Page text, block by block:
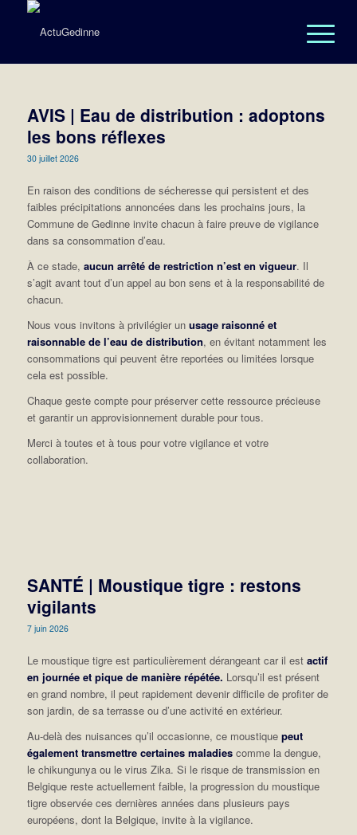
AVIS | Eau de distribution : adoptons
les bons réflexes
30 juillet 2026
En raison des conditions de sécheresse qui persistent et des
faibles précipitations annoncées dans les prochains jours, la
Commune de Gedinne invite chacun à faire preuve de vigilance
dans sa consommation d’eau.
À ce stade, aucun arrêté de restriction n’est en vigueur. Il
s’agit avant tout d’un appel au bon sens et à la responsabilité de
chacun.
Nous vous invitons à privilégier un usage raisonné et
raisonnable de l’eau de distribution, en évitant notamment les
consommations qui peuvent être reportées ou limitées lorsque
cela est possible.
Chaque geste compte pour préserver cette ressource précieuse
et garantir un approvisionnement durable pour tous.
Merci à toutes et à tous pour votre vigilance et votre
collaboration.
SANTÉ | Moustique tigre : restons
vigilants
7 juin 2026
Le moustique tigre est particulièrement dérangeant car il est actif
en journée et pique de manière répétée. Lorsqu’il est présent
en grand nombre, il peut rapidement devenir difficile de profiter de
son jardin, de sa terrasse ou d’une activité en extérieur.
Au-delà des nuisances qu’il occasionne, ce moustique peut
également transmettre certaines maladiescomme la dengue,
le chikungunya ou le virus Zika. Si le risque de transmission en
Belgique reste actuellement faible, la progression du moustique
tigre observée ces dernières années dans plusieurs pays
européens, dont la Belgique, invite à la vigilance.